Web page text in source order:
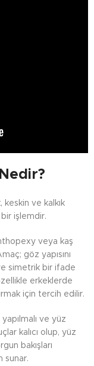
ve kalkık
işlemdir.
veya kaş
göz yapısını
simetrik bir ifade
erkeklerde
için tercih edilir.
ve yüz
kalıcı olup, yüz
bakışları
sunar.